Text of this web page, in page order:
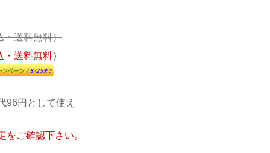
・送料無料）
・送料無料）
円として使え
をご確認下さい。